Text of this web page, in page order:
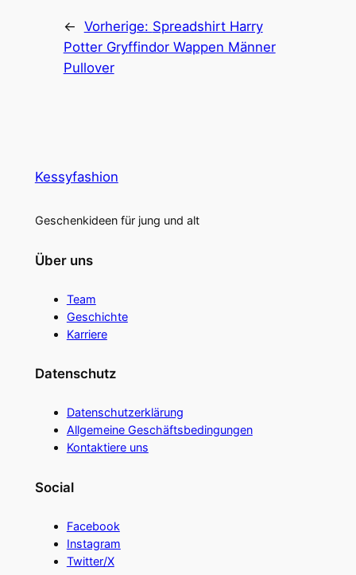
← Vorherige: Spreadshirt Harry
Potter Gryffindor Wappen Männer
Pullover
Kessyfashion
Geschenkideen für jung und alt
Über uns
Team
Geschichte
Karriere
Datenschutz
Datenschutzerklärung
Allgemeine Geschäftsbedingungen
Kontaktiere uns
Social
Facebook
Instagram
Twitter/X